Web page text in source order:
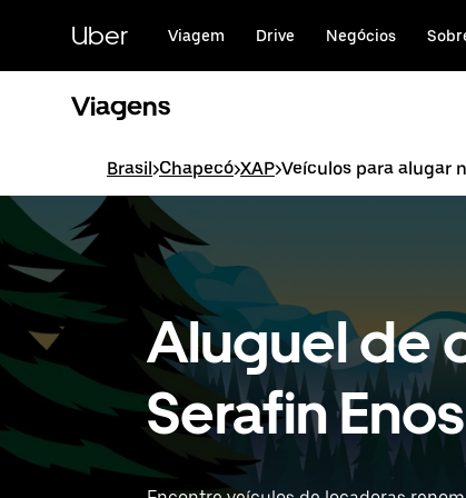
conteúdo
Uber Viagem Drive Negócios
Viagens
Brasil>Chapecó>XAP>Veículos para alugar
Aluguel de
Serafin